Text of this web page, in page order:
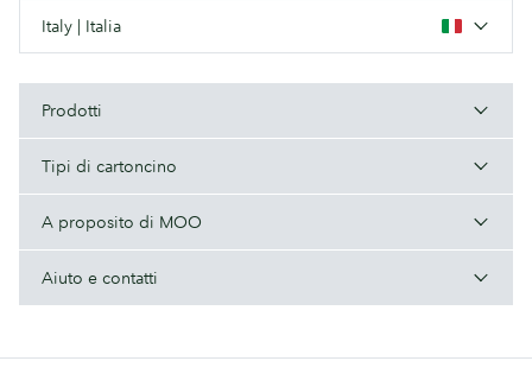
Italy | Italia
Prodotti
Tipi di cartoncino
A proposito di MOO
Aiuto e contatti